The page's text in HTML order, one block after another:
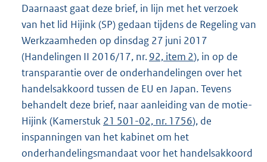
Daarnaast gaat deze brief, in lijn met het verzoek
van het lid Hijink (SP) gedaan tijdens de Regeling van
Werkzaamheden op dinsdag 27 juni 2017
(Handelingen II 2016/17, nr.92, item 2), in op de
transparantie over de onderhandelingen over het
handelsakkoord tussen de EU en Japan. Tevens
behandelt deze brief, naar aanleiding van de motie-
Hijink (Kamerstuk 21 501-02, nr. 1756), de
inspanningen van het kabinet om het
onderhandelingsmandaat voor het handelsakkoord